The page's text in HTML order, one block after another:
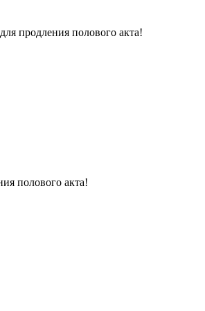
продления полового акта!
полового акта!